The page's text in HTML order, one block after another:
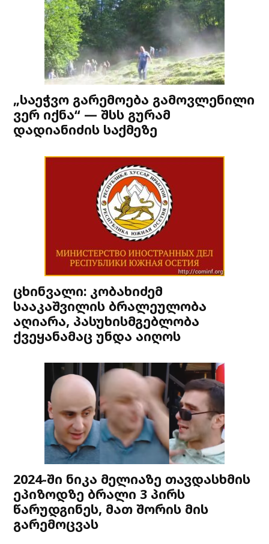
„საეჭვო გარემოება გამოვლენილი
ვერ იქნა“ — შსს გურამ
დადიანიძის საქმეზე
ცხინვალი: კობახიძემ
სააკაშვილის ბრალეულობა
აღიარა, პასუხისმგებლობა
ქვეყანამაც უნდა აიღოს
2024-ში ნიკა მელიაზე თავდასხმის
ეპიზოდზე ბრალი 3 პირს
წარუდგინეს, მათ შორის მის
გარემოცვას